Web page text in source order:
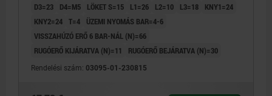
D3=23
D4=M5 LÖKET S=15 L1=26 L2=10 L3=18
KNY1=24
KNY2=24 T=4
ÜZEMI NYOMÁS BAR=4-6
VISSZAHÚZÓ ERŐ 6 BAR-NÁL (N)=66
RUGÓERŐ KIJÁRATVA (N)=11
RUGÓERŐ BEJÁRATVA (N)=30
Rendelési szám: 03095-01-230815